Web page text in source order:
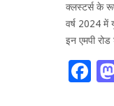
क्लस्टर्स के
वर्ष 2024 में
इन एमपी रोड